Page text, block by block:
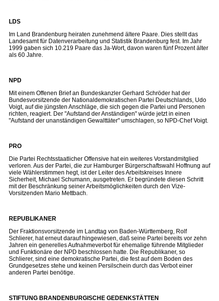
LDS
Im Land Brandenburg heiraten zunehmend ältere Paare. Dies stellt das
Landesamt für Datenverarbeitung und Statistik Brandenburg fest. Im Jahr
1999 gaben sich 10.219 Paare das Ja-Wort, davon waren fünf Prozent älter
als 60 Jahre.
NPD
Mit einem Offenen Brief an Bundeskanzler Gerhard Schröder hat der
Bundesvorsitzende der Nationaldemokratischen Partei Deutschlands, Udo
Voigt, auf die jüngsten Anschläge, die sich gegen die Partei und Personen
richten, reagiert. Der "Aufstand der Anständigen" würde jetzt in einen
"Aufstand der unanständigen Gewalttäter" umschlagen, so NPD-Chef Voigt.
PRO
Die Partei Rechtsstaatlicher Offensive hat ein weiteres Vorstandmitglied
verloren. Aus der Partei, die zur Hamburger Bürgerschaftswahl Hoffnung auf
viele Wählerstimmen hegt, ist der Leiter des Arbeitskreises Innere
Sicherheit, Michael Schumann, ausgetreten. Er begründete diesen Schritt
mit der Beschränkung seiner Arbeitsmöglichkeiten durch den Vize-
Vorsitzenden Mario Mettbach.
REPUBLIKANER
Der Fraktionsvorsitzende im Landtag von Baden-Württemberg, Rolf
Schlierer, hat erneut darauf hingewiesen, daß seine Partei bereits vor zehn
Jahren ein generelles Aufnahmeverbot für ehemalige führende Mitglieder
und Funktionäre der NPD beschlossen hatte. Die Republikaner, so
Schlierer, sind eine demokratische Partei, die fest auf dem Boden des
Grundgesetzes stehe und keinen Persilschein durch das Verbot einer
anderen Partei benötige.
STIFTUNG BRANDENBURGISCHE GEDENKSTÄTTEN